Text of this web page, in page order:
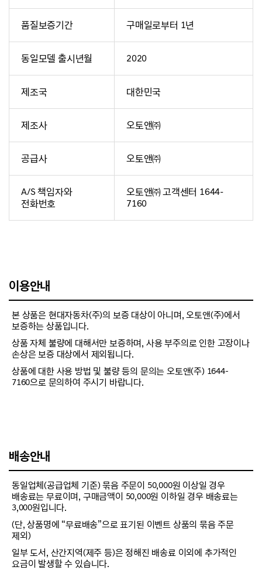
품질보증기간 구매일로부터 1년
동일모델 출시년월 2020
제조국 대한민국
제조사 오토앤㈜
공급사 오토앤㈜
A/S 책임자와
전화번호
오토앤㈜ 고객센터 1644-
7160
이용안내
본 상품은 현대자동차(주)의 보증 대상이 아니며, 오토앤(주)에서
보증하는 상품입니다.
상품 자체 불량에 대해서만 보증하며, 사용 부주의로 인한 고장이나
손상은 보증 대상에서 제외됩니다.
상품에 대한 사용 방법 및 불량 등의 문의는 오토앤(주) 1644-
7160으로 문의하여 주시기 바랍니다.
배송안내
동일업체(공급업체 기준) 묶음 주문이 50,000원 이상일 경우
배송료는 무료이며, 구매금액이 50,000원 이하일 경우 배송료는
3,000원입니다.
(단, 상품명에 “무료배송”으로 표기된 이벤트 상품의 묶음 주문
제외)
일부 도서, 산간지역(제주 등)은 정해진 배송료 이외에 추가적인
요금이 발생할 수 있습니다.